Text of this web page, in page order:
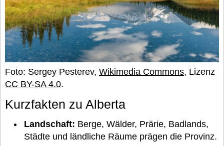
Foto: Sergey Pesterev, Wikimedia Commons, Lizenz
CC BY-SA 4.0.
Kurzfakten zu Alberta
Landschaft: Berge, Wälder, Prärie, Badlands,
Städte und ländliche Räume prägen die Provinz.